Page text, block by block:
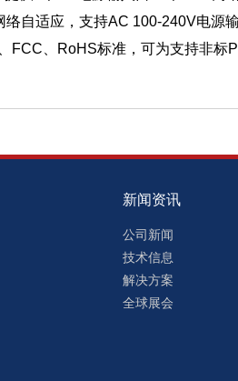
络自适应，支持AC 100-240V电源
FCC、RoHS标准， 可为支持非标
新闻资讯
公司新闻
技术信息
解决方案
全球展会